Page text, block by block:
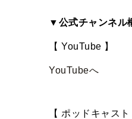
▼公式チャンネル
【 YouTube 】
YouTubeへ
【 ポッドキャスト